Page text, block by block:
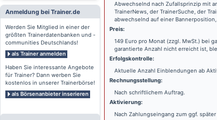
Anmeldung bei Trainer.de
Werden Sie Mitglied in einer der
größten Trainerdatenbanken und -
communities Deutschlands!
als Trainer anmelden
Haben Sie interessante Angebote
für Trainer? Dann werben Sie
kostenlos in unserer Trainerbörse!
als Börsenanbieter inserieren
Abwechselnd nach Zufallsprinzip mit
TrainerNews, der TrainerSuche, der
abwechselnd auf einer
Preis:
149 Euro pro Monat (zzgl. MwSt.) bei
garantierte Anzahl nicht erreicht ist,
Erfolgskontrolle:
Aktuelle Anzahl Einblendungen ab
Rechnungsstellung:
Nach schriftlichem Auftrag.
Aktivierung:
Nach Zahlungseingang zum ggf.